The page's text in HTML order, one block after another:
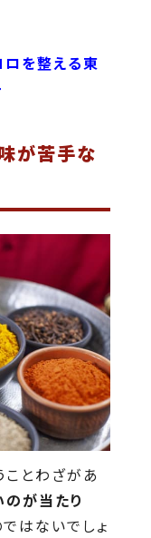
を整える東
が苦手な
ことわざがあ
が当たり
はないでしょ